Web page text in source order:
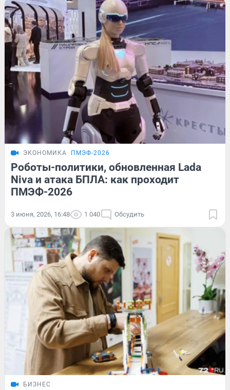
ЭКОНОМИКА ПМЭФ-2026
Роботы-политики, обновленная Lada
Niva и атака БПЛА: как проходит
ПМЭФ-2026
3 июня, 2026, 16:48 1 040 Обсудить
БИЗНЕС